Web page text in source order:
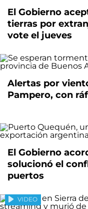
El Gobierno
tierras por
vote el jueves
Alertas por
Pampero, con
El Gobierno
solucionó el
puertos
VIDEO